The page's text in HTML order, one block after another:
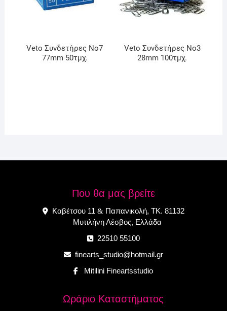
Veto Συνδετήρες Νo7
77mm 50τμχ.
Veto Συνδετήρες Νo3
28mm 100τμχ.
Που θα μας βρείτε
Καβέτσου 11 &Παπανικολή, ΤΚ. 81132
Μυτιλήνη Λέσβος, Ελλάδα
22510 55100
finearts_studio@hotmail.gr
Mitilini Fineartsstudio
Ωράριο Καταστήματος